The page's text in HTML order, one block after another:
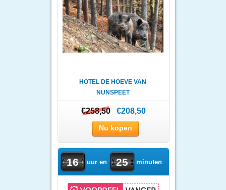
HOTEL DE HOEVE VAN
NUNSPEET
€258,50
€258,50 €208,50
Nu kopen
16 uur en 25 minuten